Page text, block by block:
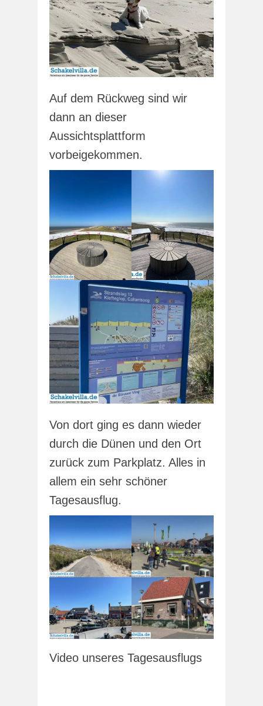
Auf dem Rückweg sind wir
dann an dieser
Aussichtsplattform
vorbeigekommen.
Von dort ging es dann wieder
durch die Dünen und den Ort
zurück zum Parkplatz. Alles in
allem ein sehr schöner
Tagesausflug.
Video unseres Tagesausflugs